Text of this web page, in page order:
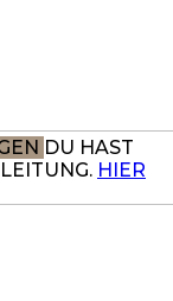
DU HAST
HIER